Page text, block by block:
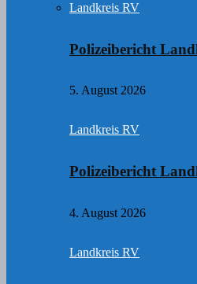
Landkreis RV
Polizeibericht
5. August 2026
Landkreis RV
Polizeibericht
4. August 2026
Landkreis RV